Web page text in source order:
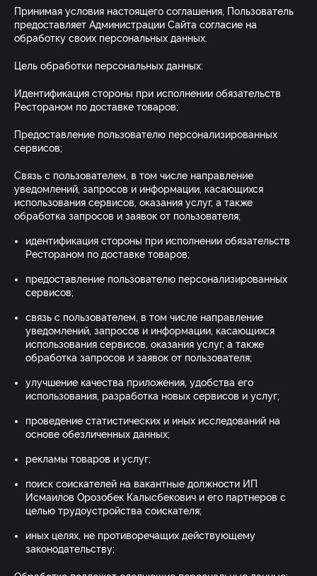
Принимая условия настоящего соглашения, Пользователь
предоставляет Администрации Сайта согласие на
обработку своих персональных данных.
Цель обработки персональных данных:
Идентификация стороны при исполнении обязательств
Рестораном по доставке товаров;
Предоставление пользователю персонализированных
сервисов;
Связь с пользователем, в том числе направление
уведомлений, запросов и информации, касающихся
использования сервисов, оказания услуг, а также
обработка запросов и заявок от пользователя;
идентификация стороны при исполнении обязательств
Рестораном по доставке товаров;
предоставление пользователю персонализированных
сервисов;
связь с пользователем, в том числе направление
уведомлений, запросов и информации, касающихся
использования сервисов, оказания услуг, а также
обработка запросов и заявок от пользователя;
улучшение качества приложения, удобства его
использования, разработка новых сервисов и услуг;
проведение статистических и иных исследований на
основе обезличенных данных;
рекламы товаров и услуг;
поиск соискателей на вакантные должности ИП
Исмаилов Орозобек Калысбекович и его партнеров с
целью трудоустройства соискателя;
иных целях, не противоречащих действующему
законодательству;